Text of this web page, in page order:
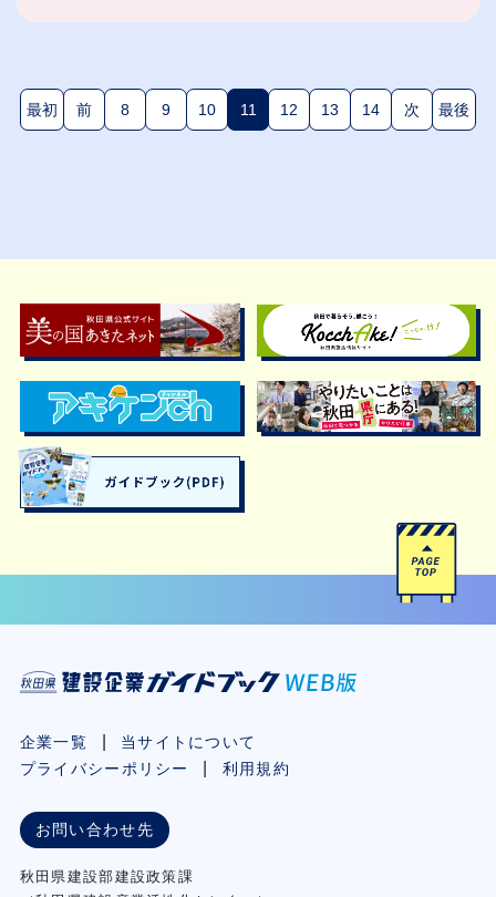
最初 前 8 9 10 11(現在のページ)
12 13 14 次 最後
企業一覧
当サイトについて
プライバシーポリシー
利用規約
お問い合わせ先
秋⽥県建設部建設政策課